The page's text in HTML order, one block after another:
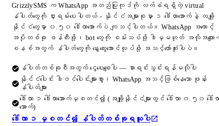
GrizzlySMS က WhatsApp အတည်ပြုကုဒ်ကို လက်ခံရရှိတဲ့ virtual
နံပါတ်တွေကို ငှားရမ်းပေးပါတယ် - နိုင်ငံအများစုမှာ ၁ ဒေါ်လာအောက်နဲ့ တချို့
နိုင်ငံတွေမှာ ၀.၅၀ ဒေါ်လာအောက်ပဲ ကျသင့်ပါတယ်။ WhatsApp အကောင့်
အပိုတစ်ခု ဖန်တီးဖို့၊ bot တွေကို စမ်းသပ်ဖို့ ဒါမှမဟုတ် အလိုအလျော
စနစ်အတွက် နံပါတ်တွေကို နွေးထွေးအောင်လုပ်ဖို့ အသင့်တော်ဆုံးပါပဲ။
နံပါတ်တစ်ခုစီအတွက် ငွေပေးချေပါ — စာရင်းသွင်းရန်မလိုပါ
နိုင်ငံပေါင်း ဒါဇင်ပေါင်းများစွာ၊ WhatsApp အသင့်ဖြစ်နေသော ဖုန်း
နံပါတ်များ
ဒေါ်လာ ၁ ဒေါ်လာအောက်မှစတင်၍ (အချို့နိုင်ငံများတွင် ဒေါ်လာ ၀.၅၀ ဒေါ်လ
အောက်)
ဒေါ်လာ ၁ မှစတင်၍ နံပါတ်တစ်ခုရယူပါ